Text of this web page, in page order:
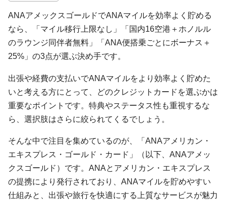
ANAアメックスゴールドでANAマイルを効率よく貯める
なら、「マイル移行上限なし」「国内16空港＋ホノルル
のラウンジ同伴者無料」「ANA便搭乗ごとにボーナス＋
25%」の3点が選ぶ決め手です。
出張や経費の支払いでANAマイルをより効率よく貯めた
いと考える方にとって、どのクレジットカードを選ぶかは
重要なポイントです。特典やステータス性も重視するな
ら、選択肢はさらに絞られてくるでしょう。
そんな中で注目を集めているのが、「ANAアメリカン・
エキスプレス・ゴールド・カード」（以下、ANAアメッ
クスゴールド）です。ANAとアメリカン・エキスプレス
の提携により発行されており、ANAマイルを貯めやすい
仕組みと、出張や旅行を快適にする上質なサービスが魅力